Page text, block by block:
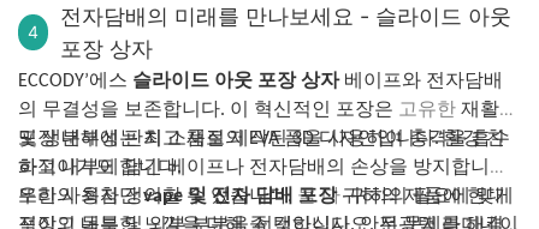
미니 책장
시가 상자는 좋아하는 책이나 장식품을 전시할 수 있는 미니 책장을
만들기에 딱 좋은 크기입니다. 미니 책장을 만들려면 먼저 방 분위기
에 어울리는 색으로 시가 상자를 칠하세요. 페인트가 마르면 상자를
쌓아 선반을 만듭니다. 상자를 붙여도 되고, 따로따로 쌓아 더욱 다
양한 연출이 가능합니다. 장식적인 효과를 더하고 싶다면 각 선반 뒷
면에 벽지나 시트지를 붙여 보세요. 이 간단한 DIY 프로젝트는 집안
인테리어에 독특하고 실용적인 소품을 더하는 좋은 방법입니다.
사로잡습니다. 어린이 보호용 봉투를 사용하면 아이들이 이러한 잠
재적으로 위험한 제품에 접근하여 섭취할 위험을 줄일 수 있습니다.
어린이 보호용 봉투는 어린아이들이 열기 어렵도록 특수 설계된 잠
금장치를 갖추고 있어 실수로 삼킬 가능성을 줄여줍니다. 이러한 추
가적인 보호 장치는 부모와 보호자에게 안심을 제공하며, 호기심 많
은 아이들의 손이 닿지 않는 곳에 전자담배를 안전하게 보관할 수 있
도록 해줍니다.
규정 준수
전자담배 포장을 어린이 보호용 봉투로 교체해야 하는 또 다른 중요
이 안전 포장의 차이점을 자세히 살펴보고 각각의 특징과 목적을 알
아보겠습니다.
어린이 보호 포장
어린이 보호 포장은 5세 미만 어린이가 열거나 접근하기 어렵도록
설계되었습니다. 이러한 포장은 일반적으로 특정 순서대로 여러 단
계를 거쳐야만 성공적으로 열 수 있습니다. 어린이 보호 포장의 대표
적인 예로는 안전 뚜껑이 있는 약병, 밀어서 여는 포일이 있는 블리
스터 팩, 세척 제품의 눌러서 돌리는 방식의 뚜껑 등이 있습니다.
어린이 보호 포장의 목적은 어린이가 내용물에 접근하기 어렵게 만
4
전자담배의 미래를 만나보세요 - 슬라이드 아웃
포장 상자
ECCODY’에스 슬라이드 아웃 포장 상자 베이프와 전자담배
의 무결성을 보존합니다. 이 혁신적인 포장은 고유한 재활용
및 생분해성 판지 소재로 제작된 3D 디자인입니다.’환경 친
화적이기도 합니다.
포장 내부에는 최고 품질의 EVA 폼을 사용하여 충격을 흡수
하고 내부에 담긴 베이프나 전자담배의 손상을 방지합니다.
또한 사용자 정의할 수 있습니다. 둘 다귀하의 필요에 맞게
포장의 내부 및 외부 부분을 선택하십시오. 무광택 라미네이
우리의 최첨단vape 및 전자 담배 포장귀하의 제품에 현대
적이고 독특한 느낌을 더해 줄 것입니다. 안전 문제를 해결